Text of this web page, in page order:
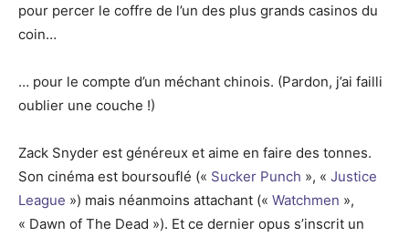
pour percer le coffre de l’un des plus grands casinos du
coin…
… pour le compte d’un méchant chinois. (Pardon, j’ai failli
oublier une couche !)
Zack Snyder est généreux et aime en faire des tonnes.
Son cinéma est boursouflé (« Sucker Punch », « Justice
League ») mais néanmoins attachant (« Watchmen »,
« Dawn of The Dead »). Et ce dernier opus s’inscrit un